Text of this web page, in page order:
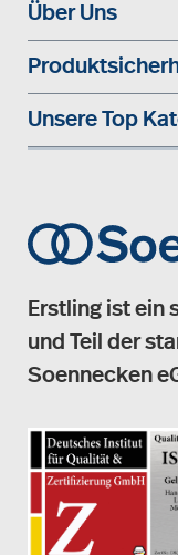
Über Uns
Unsere Top
Erstling ist ein
und Teil der
Soennecken